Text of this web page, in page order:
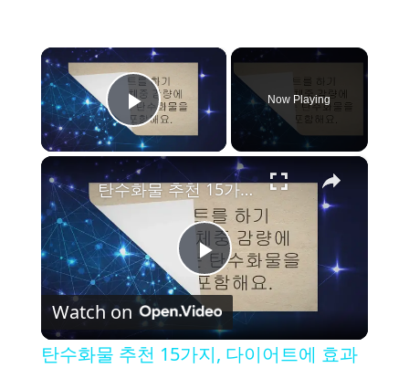
×
Play Video
Now Playing
×
P
l
탄수화물 추천 15가지, 다이어트에 효과 좋아요!
Watch on
탄수화물 추천 15가지, 다이어트에 효과